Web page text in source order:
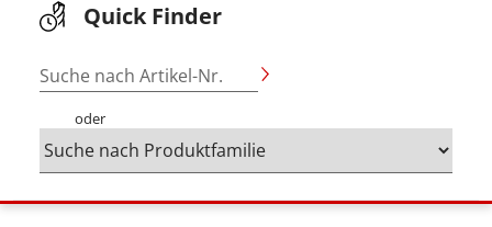
Quick Finder
Suche nach Artikel-Nr.
oder